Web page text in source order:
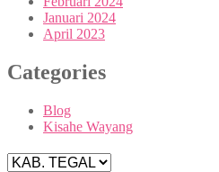
Januari 2024
April 2023
Categories
Blog
Kisahe Wayang